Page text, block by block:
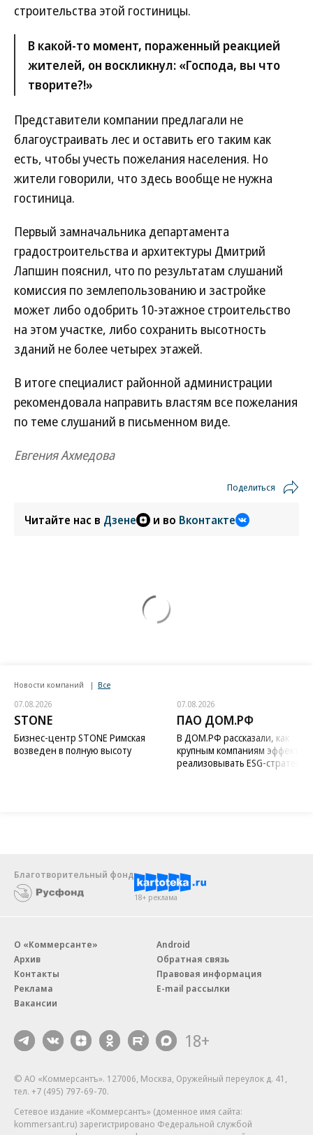
строительства этой гостиницы.
В какой-то момент, пораженный реакцией
жителей, он воскликнул: «Господа, вы что
творите?!»
Представители компании предлагали не
благоустраивать лес и оставить его таким как
есть, чтобы учесть пожелания населения. Но
жители говорили, что здесь вообще не нужна
гостиница.
Первый замначальника департамента
градостроительства и архитектуры Дмитрий
Лапшин пояснил, что по результатам слушаний
комиссия по землепользованию и застройке
может либо одобрить 10-этажное строительство
на этом участке, либо сохранить высотность
зданий не более четырех этажей.
В итоге специалист районной администрации
рекомендовала направить властям все пожелания
по теме слушаний в письменном виде.
Евгения Ахмедова
Поделиться
Читайте нас в Дзене и во Вконтакте
Новости компаний Все
07.08.2026
STONE
Бизнес-центр STONE Римская
возведен в полную высоту
07.08.2026
ПАО ДОМ.РФ
В ДОМ.РФ рассказали, как
крупным компаниям
реализовывать ESG-стратегию
Благотворительный фонд
18+ реклама
О «Коммерсанте»
Архив
Контакты
Реклама
Вакансии
Android
Обратная связь
Правовая информация
E-mail рассылки
18+
© АО «Коммерсантъ». 127006, Москва, Оружейный переулок д. 41,
тел. +7 (495) 797-69-70.
Сетевое издание «Коммерсантъ» (доменное имя сайта:
kommersant.ru) зарегистрировано Федеральной службой